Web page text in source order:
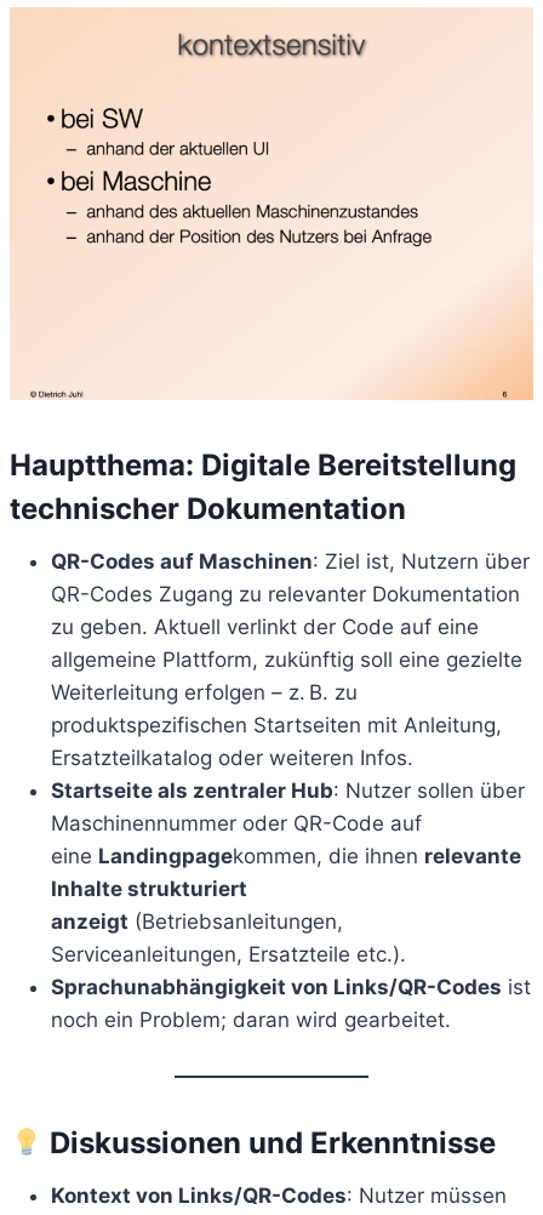
Hauptthema: Digitale Bereitstellung
technischer Dokumentation
QR-Codes auf Maschinen: Ziel ist, Nutzern über
QR-Codes Zugang zu relevanter Dokumentation
zu geben. Aktuell verlinkt der Code auf eine
allgemeine Plattform, zukünftig soll eine gezielte
Weiterleitung erfolgen – z. B. zu
produktspezifischen Startseiten mit Anleitung,
Ersatzteilkatalog oder weiteren Infos.
Startseite als zentraler Hub: Nutzer sollen über
Maschinennummer oder QR-Code auf
eine Landingpagekommen, die ihnen relevante
Inhalte strukturiert
anzeigt (Betriebsanleitungen,
Serviceanleitungen, Ersatzteile etc.).
Sprachunabhängigkeit von Links/QR-Codes ist
noch ein Problem; daran wird gearbeitet.
Diskussionen und Erkenntnisse
Kontext von Links/QR-Codes: Nutzer müssen